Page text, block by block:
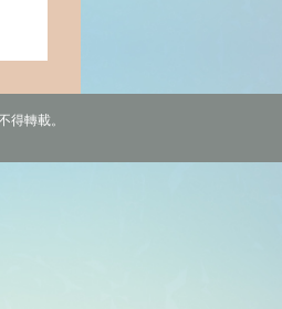
得轉載。